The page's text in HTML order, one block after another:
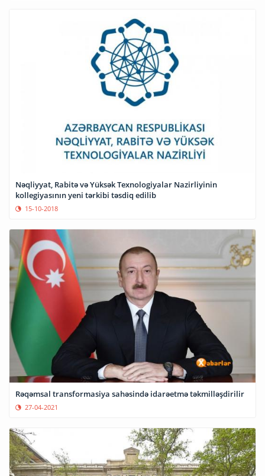
Nəqliyyat, Rabitə və Yüksək Texnologiyalar Nazirliyinin
kollegiyasının yeni tərkibi təsdiq edilib
15-10-2018
Rəqəmsal transformasiya sahəsində idarəetmə təkmilləşdirilir
27-04-2021